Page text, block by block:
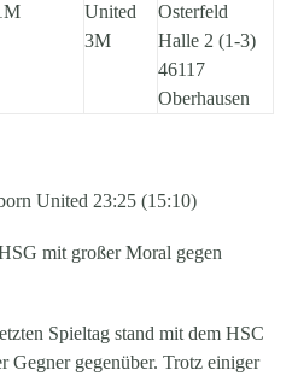
United
3M
Osterfeld
Halle 2 (1-3)
46117
Oberhausen
United 23:25 (15:10)
mit großer Moral gegen
Spieltag stand mit dem HSC
Gegner gegenüber. Trotz einiger